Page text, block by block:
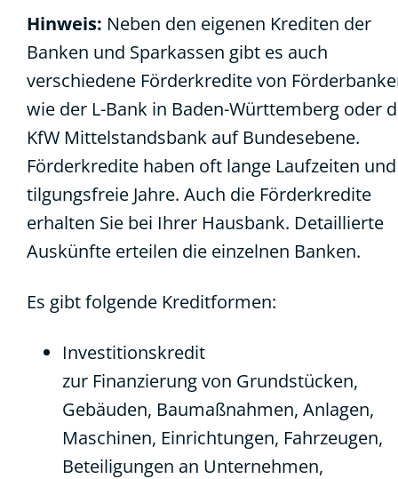
Hinweis: Neben den eigenen Krediten der
Banken und Sparkassen gibt es auch
verschiedene Förderkredite von
wie der L-Bank in Baden-Württemberg oder
KfW Mittelstandsbank auf Bundesebene.
Förderkredite haben oft lange Laufzeiten und
tilgungsfreie Jahre. Auch die Förderkredite
erhalten Sie bei Ihrer Hausbank. Detaillierte
Auskünfte erteilen die einzelnen Banken.
Es gibt folgende Kreditformen:
Investitionskredit
zur Finanzierung von Grundstücken,
Gebäuden, Baumaßnahmen, Anlagen,
Maschinen, Einrichtungen, Fahrzeugen,
Beteiligungen an Unternehmen,